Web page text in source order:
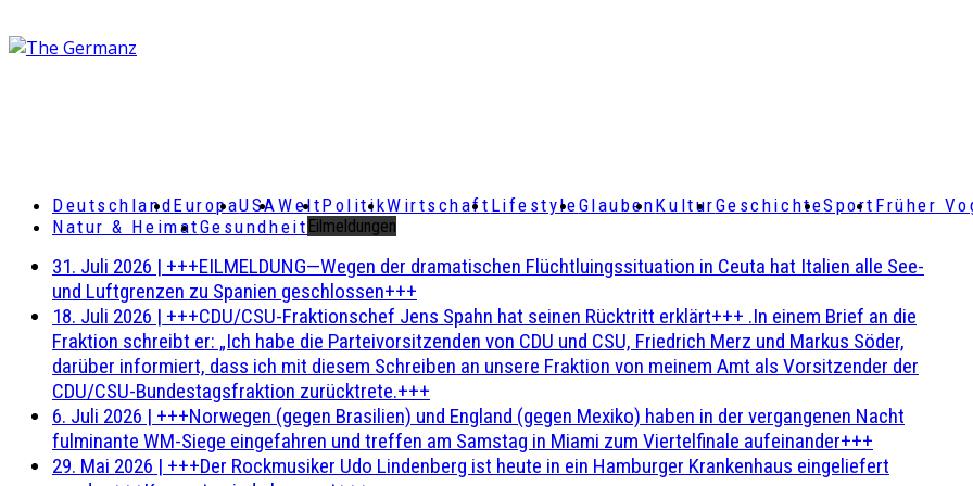
DeutschlandEuropaUSAWeltPolitikWirtschaft LifestyleGlaubenKulturGeschichteSport Früher
Natur & HeimatGesundheit Eilmeldungen
31. Juli 2026 | +++EILMELDUNG—Wegen der dramatischen Flüchtluingssituation in Ceuta hat Italien alle See-
und Luftgrenzen zu Spanien geschlossen+++
18. Juli 2026 | +++CDU/CSU-Fraktionschef Jens Spahn hat seinen Rücktritt erklärt+++ .In einem Brief an die
Fraktion schreibt er: „Ich habe die Parteivorsitzenden von CDU und CSU, Friedrich Merz und Markus Söder,
darüber informiert, dass ich mit diesem Schreiben an unsere Fraktion von meinem Amt als Vorsitzender der
CDU/CSU-Bundestagsfraktion zurücktrete.+++
6. Juli 2026 | +++Norwegen (gegen Brasilien) und England (gegen Mexiko) haben in der vergangenen Nacht
fulminante WM-Siege eingefahren und treffen am Samstag in Miami zum Viertelfinale aufeinander+++
29. Mai 2026 | +++Der Rockmusiker Udo Lindenberg ist heute in ein Hamburger Krankenhaus eingeliefert